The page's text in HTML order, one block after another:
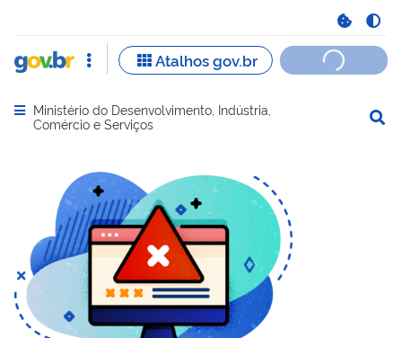
Abrir menu principal de navegação
Ministério do Desenvolvimento, Indústria,
Comércio e Serviços